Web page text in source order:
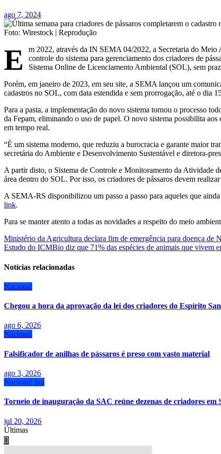
ago 7, 2024
Foto: Wirestock | Reprodução
E
m 2022, através da IN SEMA 04/2022, a Secretaria do
controle do sistema para gerenciamento dos criadores de
Sistema Online de Licenciamento Ambiental (SOL), sem
Porém, em janeiro de 2023, em seu site, a SEMA lançou um
cadastros no SOL, com data estendida e sem prorrogação, até o dia
Para a pasta, a implementação do novo sistema tornou o processo
da Fepam, eliminando o uso de papel. O novo sistema possibilita aos
em tempo real.
“É um sistema moderno, que reduziu a burocracia e garante maior
secretária do Ambiente e Desenvolvimento Sustentável e diretora-
A partir disto, o Sistema de Controle e Monitoramento da Atividade
área dentro do SOL. Por isso, os criadores de pássaros devem
A SEMA-RS disponibilizou um passo a passo para aqueles que
link.
Para se manter atento a todas as novidades a respeito do meio
Navegação
de
Post
Ministério da Agricultura declara fim de emergência para doença de
Estudo do ICMBio diz que 71% das espécies de animais que vivem
Notícias relacionadas
Nacional
Chegou a hora da aprovação da lei dos criadores do Espírito
ago 6, 2026
Nacional
Falsificador de anilhas de pássaros é preso com vasto material
ago 3, 2026
Nacional Sul
Torneio de inauguração da SAC reúne dezenas de criadores
jul 20, 2026
Últimas